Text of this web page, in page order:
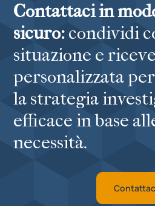
Contattaci in
sicuro: condividi
situazione e
personalizzata
la strategia
efficace in base
necessità.